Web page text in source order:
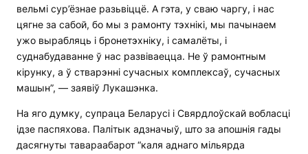
вельмі сур’ёзнае разьвіццё. А гэта, у сваю чаргу, і нас
цягне за сабой, бо мы з рамонту тэхнікі, мы пачынаем
ужо вырабляць і бронетэхніку, і самалёты, і
суднабудаванне ў нас развіваецца. Не ў рамонтным
кірунку, а ў стварэнні сучасных комплексаў, сучасных
машын”, — заявіў Лукашэнка.
На яго думку, супраца Беларусі і Свярдлоўскай вобласці
ідзе паспяхова. Палітык адзначыў, што за апошнія гады
дасягнуты тавараабарот “каля аднаго мільярда